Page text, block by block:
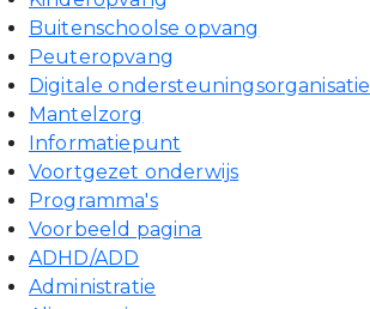
Buitenschoolse opvang
Peuteropvang
Digitale ondersteuningsorganisatie
Mantelzorg
Informatiepunt
Voortgezet onderwijs
Programma's
Voorbeeld pagina
ADHD/ADD
Administratie